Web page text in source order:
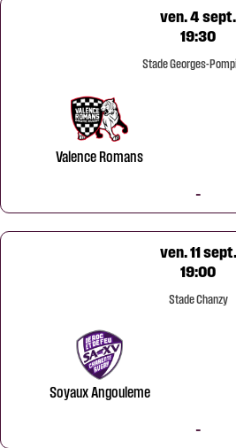
ven. 4 sept.
19:30
Stade Georges-
Valence Romans
-
ven. 11 sept.
19:00
Stade Chanzy
Soyaux Angouleme
-